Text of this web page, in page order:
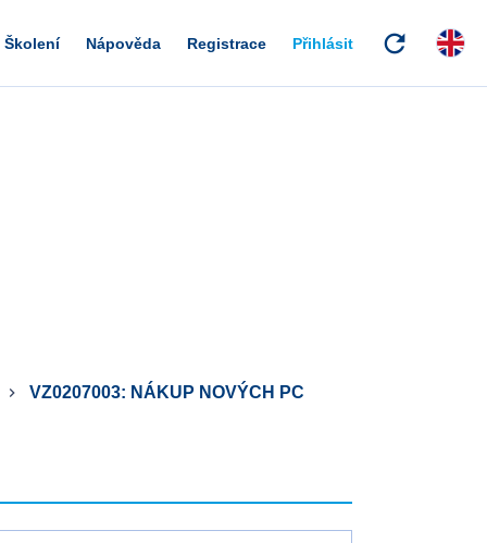
Školení Nápověda Registrace Přihlásit refresh
keyboard_arrow_right VZ0207003: NÁKUP NOVÝCH PC